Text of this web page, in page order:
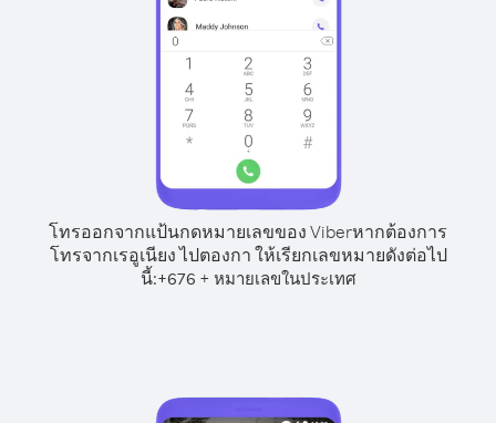
โทรออกจากแป้นกดหมายเลขของ Viberหากต้องการ
โทรจากเรอูเนียง ไปตองกา ให้เรียกเลขหมายดังต่อไป
นี้:+676 + หมายเลขในประเทศ